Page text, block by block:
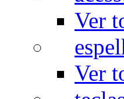
Ver
Ver